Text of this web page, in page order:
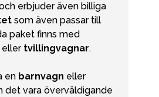
erbjuder även billiga
som även passar till
paket finns med
eller tvillingvagnar.
en barnvagn eller
det vara överväldigande